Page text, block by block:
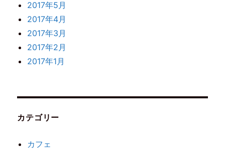
2017年5月
2017年4月
2017年3月
2017年2月
2017年1月
カテゴリー
カフェ